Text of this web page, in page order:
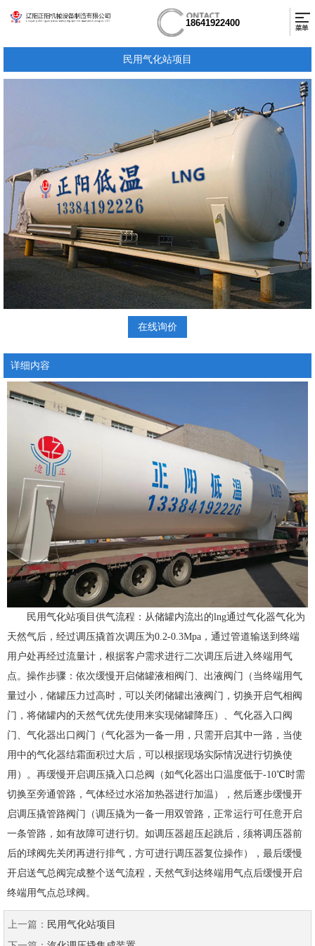
18641922400
民用气化站项目
在线询价
详细内容
民用气化站项目供气流程：从储罐内流出的lng通过气化器气化为
天然气后，经过调压撬首次调压为0.2-0.3Mpa，通过管道输送到终端
用户处再经过流量计，根据客户需求进行二次调压后进入终端用气
点。操作步骤：依次缓慢开启储罐液相阀门、出液阀门（当终端用气
量过小，储罐压力过高时，可以关闭储罐出液阀门，切换开启气相阀
门，将储罐内的天然气优先使用来实现储罐降压）、气化器入口阀
门、气化器出口阀门（气化器为一备一用，只需开启其中一路，当使
用中的气化器结霜面积过大后，可以根据现场实际情况进行切换使
用）。再缓慢开启调压撬入口总阀（如气化器出口温度低于-10℃时需
切换至旁通管路，气体经过水浴加热器进行加温），然后逐步缓慢开
启调压撬管路阀门（调压撬为一备一用双管路，正常运行可任意开启
一条管路，如有故障可进行切。如调压器超压起跳后，须将调压器前
后的球阀先关闭再进行排气，方可进行调压器复位操作），最后缓慢
开启送气总阀完成整个送气流程，天然气到达终端用气点后缓慢开启
终端用气点总球阀。
上一篇： 民用气化站项目